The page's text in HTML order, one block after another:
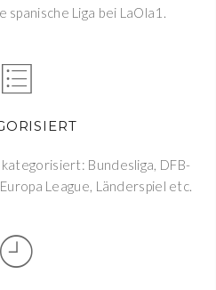
spanische Liga bei LaOla1.
Bundesliga, DFB-
League, Länderspiel etc.